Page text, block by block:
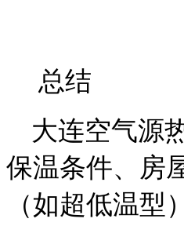
总结
大连空气源
保温条件、房
（如超低温